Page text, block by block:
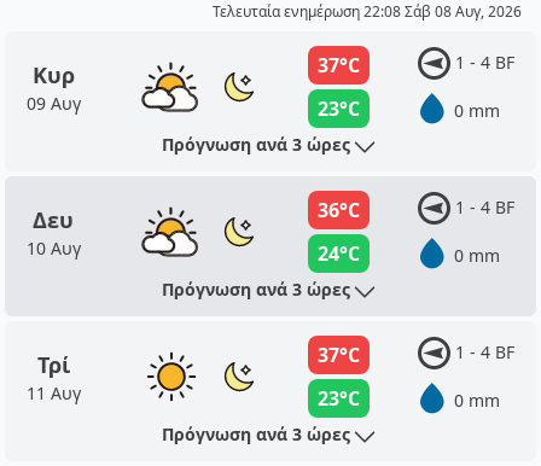
Τελευταία ενημέρωση 22:08 Σάβ 08 Αυγ, 2026
Κυρ
09 Αυγ
37°C
23°C
1 - 4 BF
0 mm
Πρόγνωση ανά 3 ώρες
Δευ
10 Αυγ
36°C
24°C
1 - 4 BF
0 mm
Πρόγνωση ανά 3 ώρες
Τρί
11 Αυγ
37°C
23°C
1 - 4 BF
0 mm
Πρόγνωση ανά 3 ώρες